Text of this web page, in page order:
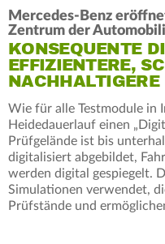
Mercedes-Benz
Zentrum der
KONSEQUENTE
EFFIZIENTERE,
NACHHALTIGERE
Wie für alle Testmodule in
Heidedauerlauf einen
Prüfgelände ist bis
digitalisiert abgebildet,
werden digital gespiegelt.
Simulationen verwendet,
Prüfstände und